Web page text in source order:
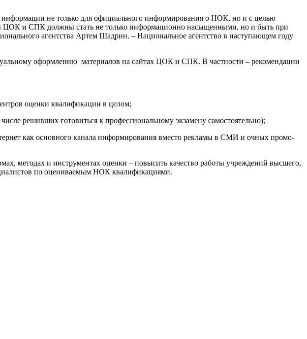
информации не только для официального информирования о НОК, но и с целью
ЦОК и СПК должны стать не только информационно насыщенными, но и быть при
агентства Артем Шадрин. – Национальное агентство в наступающем году
оформлению материалов на сайтах ЦОК и СПК. В частности – рекомендации
оценки квалификации в целом;
решивших готовиться к профессиональному экзамену самостоятельно);
как основного канала информирования вместо рекламы в СМИ и очных промо-
методах и инструментах оценки – повысить качество работы учреждений высшего,
по оцениваемым НОК квалификациями.